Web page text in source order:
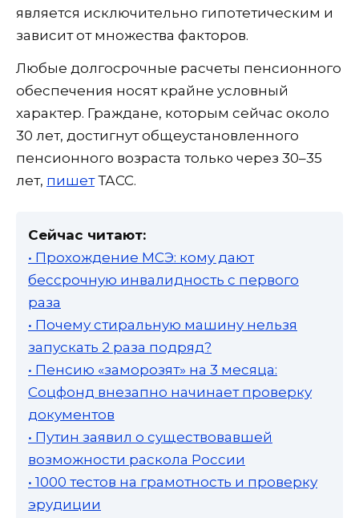
является исключительно гипотетическим и
зависит от множества факторов.
Любые долгосрочные расчеты пенсионного
обеспечения носят крайне условный
характер. Граждане, которым сейчас около
30 лет, достигнут общеустановленного
пенсионного возраста только через 30–35
лет, пишетТАСС.
Сейчас читают:
• Прохождение МСЭ: кому дают
бессрочную инвалидность с первого
раза
• Почему стиральную машину нельзя
запускать 2 раза подряд?
• Пенсию «заморозят» на 3 месяца:
Соцфонд внезапно начинает проверку
документов
• Путин заявил о существовавшей
возможности раскола России
• 1000 тестов на грамотность и проверку
эрудиции